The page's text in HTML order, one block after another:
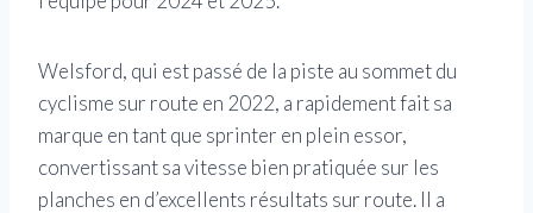
Welsford, qui est passé de la piste au sommet du
cyclisme sur route en 2022, a rapidement fait sa
marque en tant que sprinter en plein essor,
convertissant sa vitesse bien pratiquée sur les
planches en d’excellents résultats sur route. Il a